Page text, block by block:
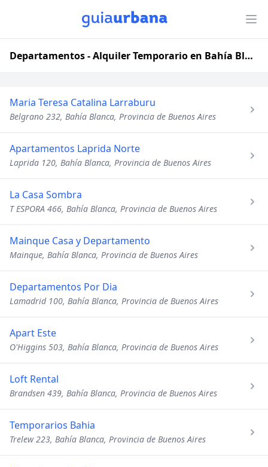
Departamentos - Alquiler Temporario en Bahía Blanca, Provincia de Buenos Aires
Maria Teresa Catalina Larraburu
Belgrano 232, Bahía Blanca, Provincia de Buenos Aires
Apartamentos Laprida Norte
Laprida 120, Bahía Blanca, Provincia de Buenos Aires
La Casa Sombra
T ESPORA 466, Bahía Blanca, Provincia de Buenos Aires
Mainque Casa y Departamento
Mainque, Bahía Blanca, Provincia de Buenos Aires
Departamentos Por Dia
Lamadrid 100, Bahía Blanca, Provincia de Buenos Aires
Apart Este
O'Higgins 503, Bahía Blanca, Provincia de Buenos Aires
Loft Rental
Brandsen 439, Bahía Blanca, Provincia de Buenos Aires
Temporarios Bahia
Trelew 223, Bahía Blanca, Provincia de Buenos Aires